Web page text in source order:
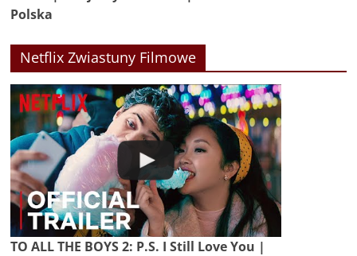
Polska
Netflix Zwiastuny Filmowe
TO ALL THE BOYS 2: P.S. I Still Love You |